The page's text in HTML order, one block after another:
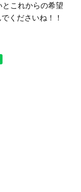
これからの希望
くださいね！！